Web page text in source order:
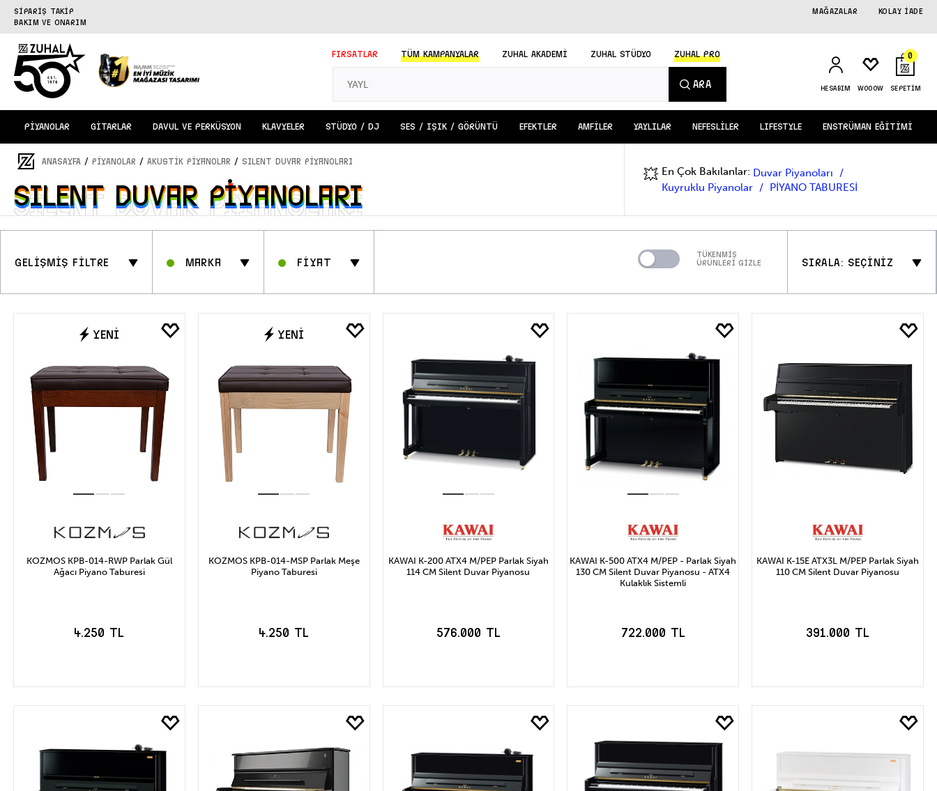
SİPARİŞ TAKİP
BAKIM VE ONARIM
KOLAY İADE
MAĞAZALAR
FIRSATLAR TÜMKAMPANYALAR ZUHAL AKADEMİ ZUHAL STÜDYO ZUHAL PRO
ARA HESABIM WOOOW
0
SEPETİM
PİYANOLAR GİTARLAR DAVUL VE PERKÜSYON KLAVYELER STÜDYO / DJ SES / IŞIK / GÖRÜNTÜ EFEKTLER AMFİLER YAYLILAR NEFESLİLER LIFESTYLE ENSTRÜMAN EĞİTİMİ
ANASAYFA / PİYANOLAR / Akustik Piyanolar / SILENT Duvar Piyanoları
SILENT Duvar Piyanoları
SILENT Duvar Piyanoları
💥 En Çok Bakılanlar: Duvar Piyanoları
Kuyruklu Piyanolar
PİYANO TABURESİ
GELİŞMİŞ FİLTRE Marka
KOZMOS KAWAI STEINWAY & SONS
Uygula
Fİyat
155.064₺ ve Altı 155.064₺ ile 310.127₺ Arası
310.127₺ ile 465.191₺ Arası 465.191₺ ile 620.254₺ Arası
620.254₺ ile 775.318₺ Arası 775.318₺ ve Üzeri
Uygula
TÜKENMİŞ
ÜRÜNLERİ GİZLE
SIRALA: SEÇİNİZ
YENİ
KOZMOS KPB-014-RWP Parlak Gül
Ağacı Piyano Taburesi
4.250 TL
SEPETE EKLE
YENİ
KOZMOS KPB-014-MSP Parlak Meşe
Piyano Taburesi
4.250 TL
SEPETE EKLE
KAWAI K-200 ATX4 M/PEP Parlak Siyah
114 CM Silent Duvar Piyanosu
576.000 TL
SEPETE EKLE
KAWAI K-500 ATX4 M/PEP - Parlak Siyah
130 CM Silent Duvar Piyanosu - ATX4
Kulaklık Sistemli
722.000 TL
SEPETE EKLE
KAWAI K-15E ATX3L M/PEP Parlak Siyah
110 CM Silent Duvar Piyanosu
391.000 TL
SEPETE EKLE